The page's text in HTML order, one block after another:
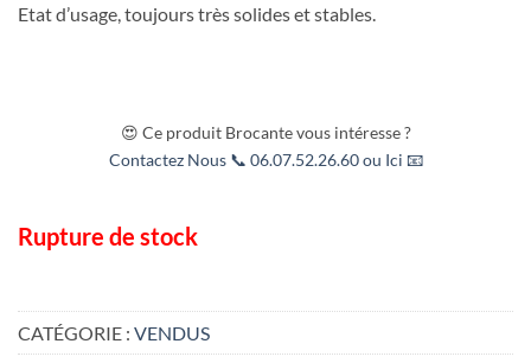
Etat d’usage, toujours très solides et stables.
😍 Ce produit Brocante vous intéresse ?
Contactez Nous 📞 06.07.52.26.60 ou Ici 📧
Rupture de stock
CATÉGORIE : VENDUS